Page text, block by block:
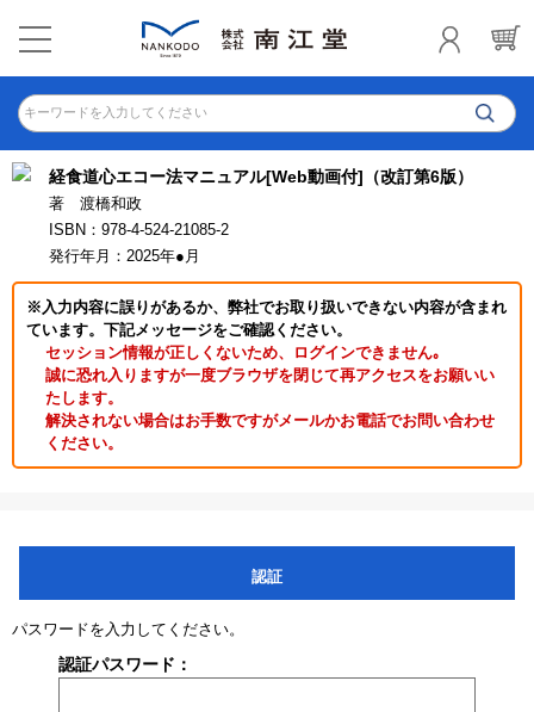
キーワードを入力してください
経食道心エコー法マニュアル[Web動画付]（改訂第6版）
著 渡橋和政
ISBN：978-4-524-21085-2
発行年月：2025年●月
※入力内容に誤りがあるか、弊社でお取り扱いできない内容が含まれ
ています。下記メッセージをご確認ください。
セッション情報が正しくないため、ログインできません｡
誠に恐れ入りますが一度ブラウザを閉じて再アクセスをお願いい
たします。
解決されない場合はお手数ですがメールかお電話でお問い合わせ
ください。
認証
パスワードを入力してください。
認証パスワード：